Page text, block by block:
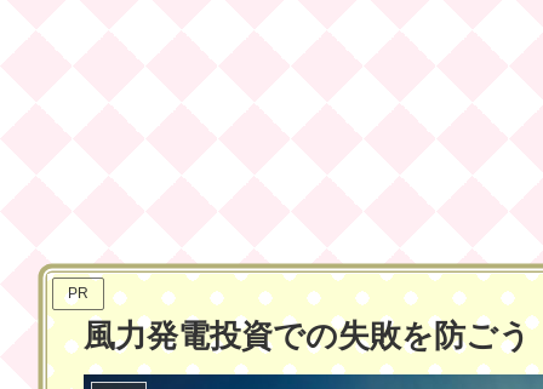
PR
ホーム 売電
風力発電投資での失敗を防ご